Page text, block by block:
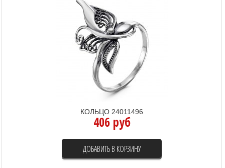
КОЛЬЦО 24011496
406 руб
ДОБАВИТЬ В КОРЗИНУ